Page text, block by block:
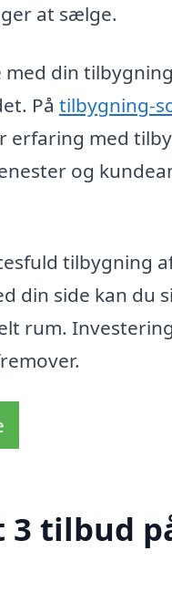
at sælge.
din
På tilbygning-
med
og
din side kan du
rum.
tilbud